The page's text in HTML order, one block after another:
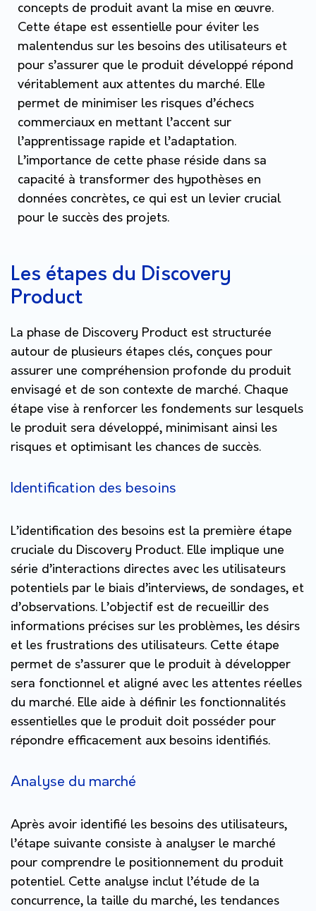
concepts de produit avant la mise en œuvre.
Cette étape est essentielle pour éviter les
malentendus sur les besoins des utilisateurs et
pour s’assurer que le produit développé répond
véritablement aux attentes du marché. Elle
permet de minimiser les risques d’échecs
commerciaux en mettant l’accent sur
l’apprentissage rapide et l’adaptation.
L’importance de cette phase réside dans sa
capacité à transformer des hypothèses en
données concrètes, ce qui est un levier crucial
pour le succès des projets.
Les étapes du Discovery
Product
La phase de Discovery Product est structurée
autour de plusieurs étapes clés, conçues pour
assurer une compréhension profonde du produit
envisagé et de son contexte de marché. Chaque
étape vise à renforcer les fondements sur lesquels
le produit sera développé, minimisant ainsi les
risques et optimisant les chances de succès.
Identification des besoins
L’identification des besoins est la première étape
cruciale du Discovery Product. Elle implique une
série d’interactions directes avec les utilisateurs
potentiels par le biais d’interviews, de sondages, et
d’observations. L’objectif est de recueillir des
informations précises sur les problèmes, les désirs
et les frustrations des utilisateurs. Cette étape
permet de s’assurer que le produit à développer
sera fonctionnel et aligné avec les attentes réelles
du marché. Elle aide à définir les fonctionnalités
essentielles que le produit doit posséder pour
répondre efficacement aux besoins identifiés.
Analyse du marché
Après avoir identifié les besoins des utilisateurs,
l’étape suivante consiste à analyser le marché
pour comprendre le positionnement du produit
potentiel. Cette analyse inclut l’étude de la
concurrence, la taille du marché, les tendances